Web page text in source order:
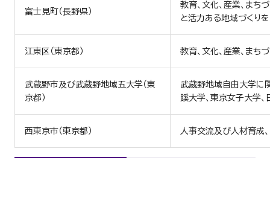
富士見町（長野県）
教育、文化、産業、まち
と活力ある地域づくり
江東区（東京都） 教育、文化、産業、まち
武蔵野市及び武蔵野地域五大学（東
京都）
武蔵野地域自由大学に
蹊大学、東京女子大学
西東京市（東京都） 人事交流及び人材育成